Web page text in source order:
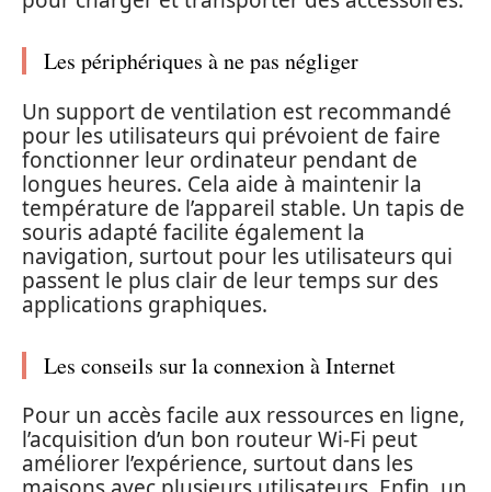
Les périphériques à ne pas négliger
Un support de ventilation est recommandé
pour les utilisateurs qui prévoient de faire
fonctionner leur ordinateur pendant de
longues heures. Cela aide à maintenir la
température de l’appareil stable. Un tapis de
souris adapté facilite également la
navigation, surtout pour les utilisateurs qui
passent le plus clair de leur temps sur des
applications graphiques.
Les conseils sur la connexion à Internet
Pour un accès facile aux ressources en ligne,
l’acquisition d’un bon routeur Wi-Fi peut
améliorer l’expérience, surtout dans les